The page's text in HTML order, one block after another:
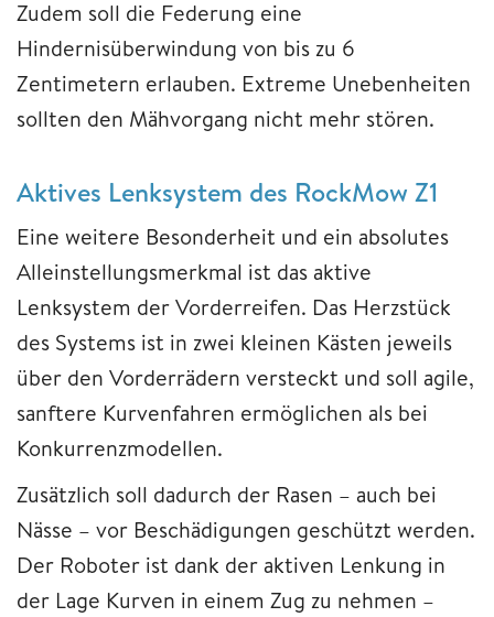
Zudem soll die Federung eine
Hindernisüberwindung von bis zu 6
Zentimetern erlauben. Extreme Unebenheiten
sollten den Mähvorgang nicht mehr stören.
Aktives Lenksystem des RockMow Z1
Eine weitere Besonderheit und ein absolutes
Alleinstellungsmerkmal ist das aktive
Lenksystem der Vorderreifen. Das Herzstück
des Systems ist in zwei kleinen Kästen jeweils
über den Vorderrädern versteckt und soll agile,
sanftere Kurvenfahren ermöglichen als bei
Konkurrenzmodellen.
Zusätzlich soll dadurch der Rasen – auch bei
Nässe – vor Beschädigungen geschützt werden.
Der Roboter ist dank der aktiven Lenkung in
der Lage Kurven in einem Zug zu nehmen –